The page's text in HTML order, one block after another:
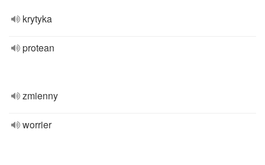
krytyka
protean
zmienny
worrier